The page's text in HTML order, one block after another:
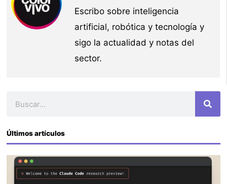
Escribo sobre inteligencia
artificial, robótica y tecnología y
sigo la actualidad y notas del
sector.
Últimos artículos